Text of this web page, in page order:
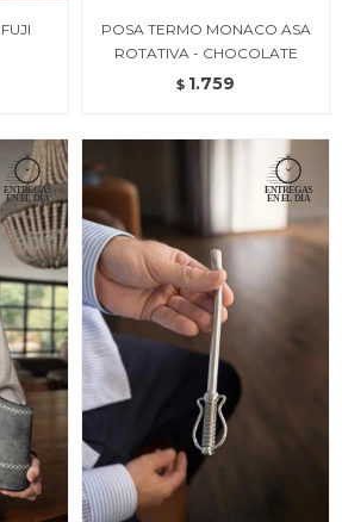
POSA TERMO MONACO ASA
ROTATIVA - CHOCOLATE
$ 1.759